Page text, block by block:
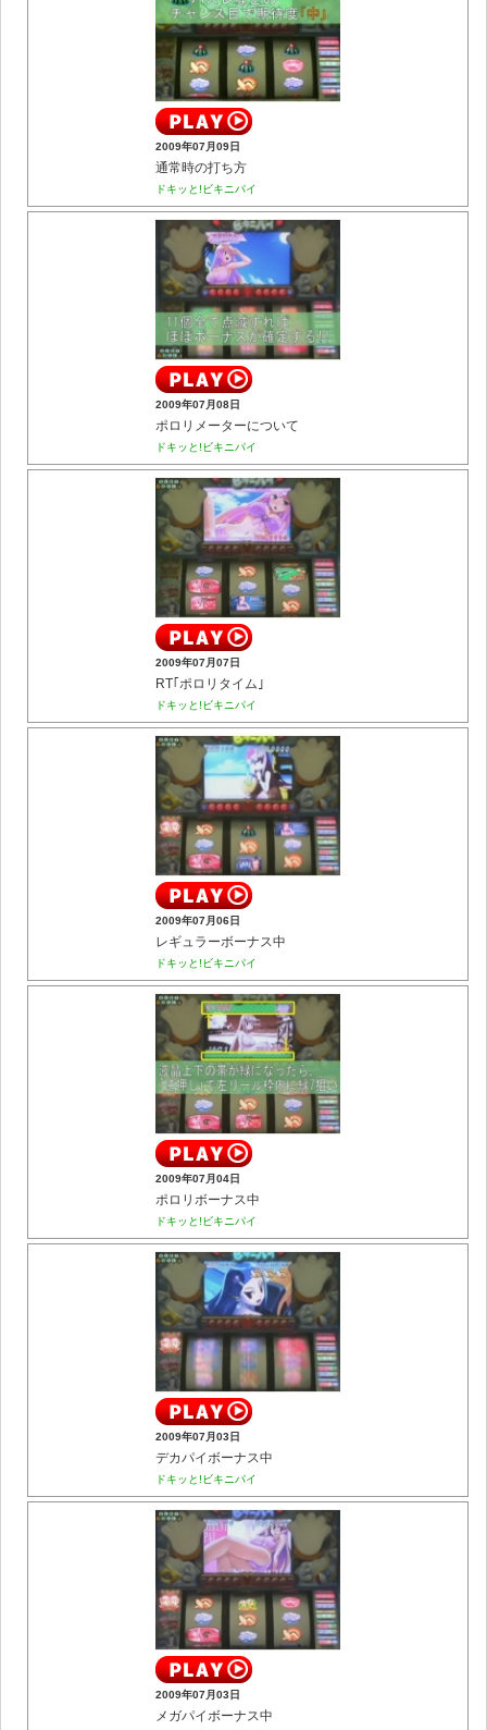
2009年07月09日
通常時の打ち方
ドキッと!ビキニパイ
2009年07月08日
ポロリメーターについて
ドキッと!ビキニパイ
2009年07月07日
RT｢ポロリタイム｣
ドキッと!ビキニパイ
2009年07月06日
レギュラーボーナス中
ドキッと!ビキニパイ
2009年07月04日
ポロリボーナス中
ドキッと!ビキニパイ
2009年07月03日
デカパイボーナス中
ドキッと!ビキニパイ
2009年07月03日
メガパイボーナス中